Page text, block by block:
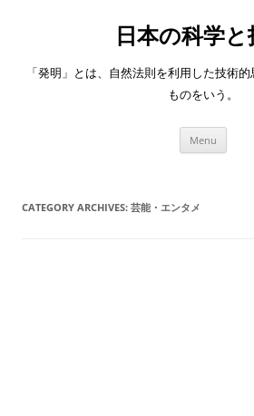
日本の科学
「発明」とは、自然法則を利用した技術
ものをいう。
Menu
CATEGORY ARCHIVES: 芸能・エンタメ